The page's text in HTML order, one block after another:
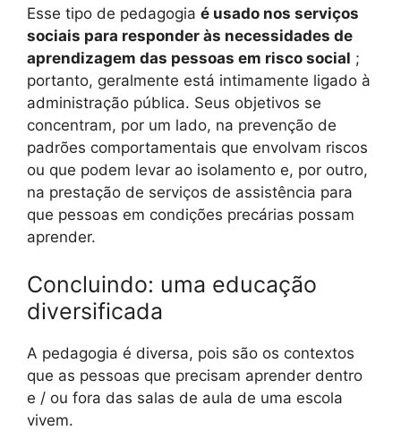
Esse tipo de pedagogia é usado nos serviços
sociais para responder às necessidades de
aprendizagem das pessoas em risco social ;
portanto, geralmente está intimamente ligado à
administração pública. Seus objetivos se
concentram, por um lado, na prevenção de
padrões comportamentais que envolvam riscos
ou que podem levar ao isolamento e, por outro,
na prestação de serviços de assistência para
que pessoas em condições precárias possam
aprender.
Concluindo: uma educação
diversificada
A pedagogia é diversa, pois são os contextos
que as pessoas que precisam aprender dentro
e / ou fora das salas de aula de uma escola
vivem.